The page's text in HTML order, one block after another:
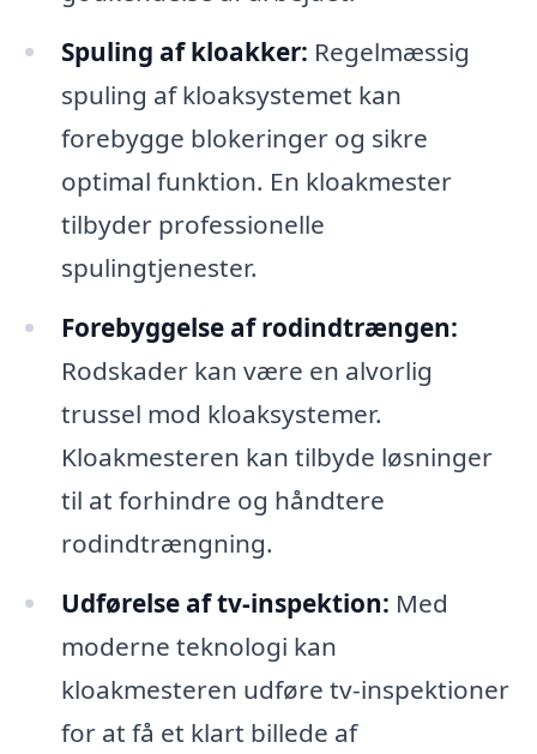
Spuling af kloakker: Regelmæssig
spuling af kloaksystemet kan
forebygge blokeringer og sikre
optimal funktion. En kloakmester
tilbyder professionelle
spulingtjenester.
Forebyggelse af rodindtrængen:
Rodskader kan være en alvorlig
trussel mod kloaksystemer.
Kloakmesteren kan tilbyde løsninger
til at forhindre og håndtere
rodindtrængning.
Udførelse af tv-inspektion: Med
moderne teknologi kan
kloakmesteren udføre tv-inspektioner
for at få et klart billede af